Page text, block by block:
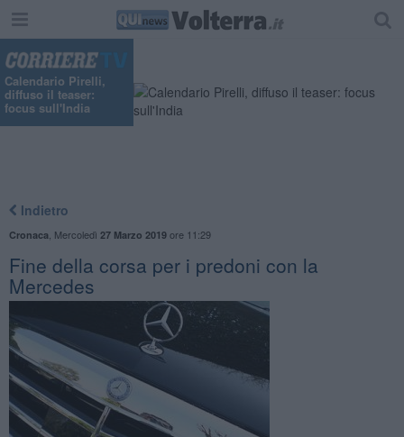
Calendario Pirelli,
diffuso il teaser:
focus sull'India
Indietro
Cronaca Mercoledì 27 Marzo 2019ore 11:29
Fine della corsa per i predoni con la
Mercedes